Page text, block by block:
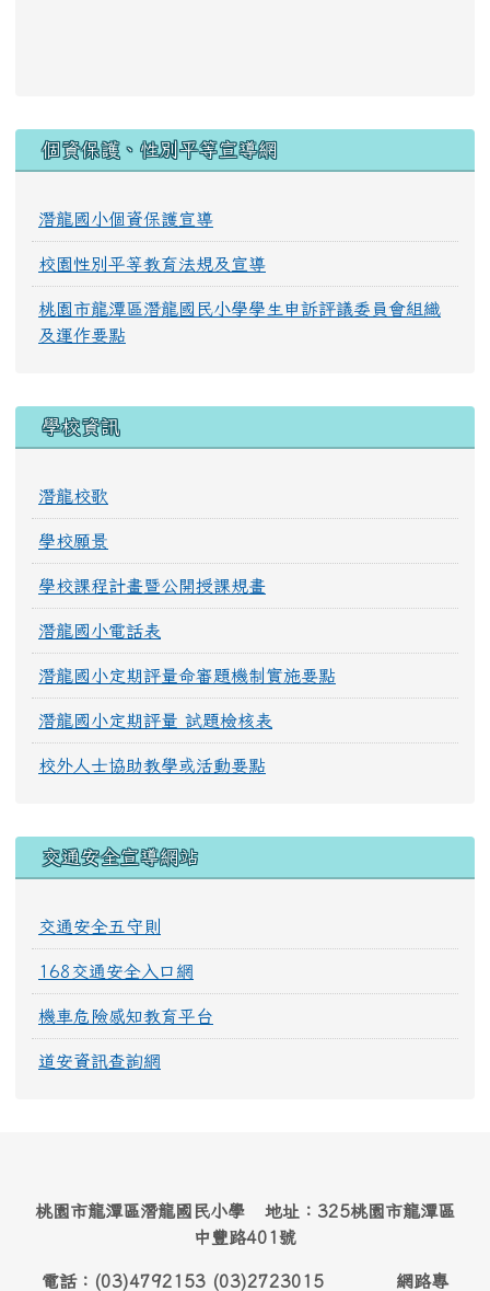
個資保護、性別平等宣導網
潛龍國小個資保護宣導
校園性別平等教育法規及宣導
桃園市龍潭區潛龍國民小學學生申訴評議委員會組織
及運作要點
學校資訊
潛龍校歌
學校願景
學校課程計畫暨公開授課規畫
潛龍國小電話表
潛龍國小定期評量命審題機制實施要點
潛龍國小定期評量 試題檢核表
校外人士協助教學或活動要點
交通安全宣導網站
交通安全五守則
168交通安全入口網
機車危險感知教育平台
道安資訊查詢網
桃園市龍潭區潛龍國民小學 地址：325桃園市龍潭區
中豐路401號
電話：(03)4792153 (03)2723015 網路專